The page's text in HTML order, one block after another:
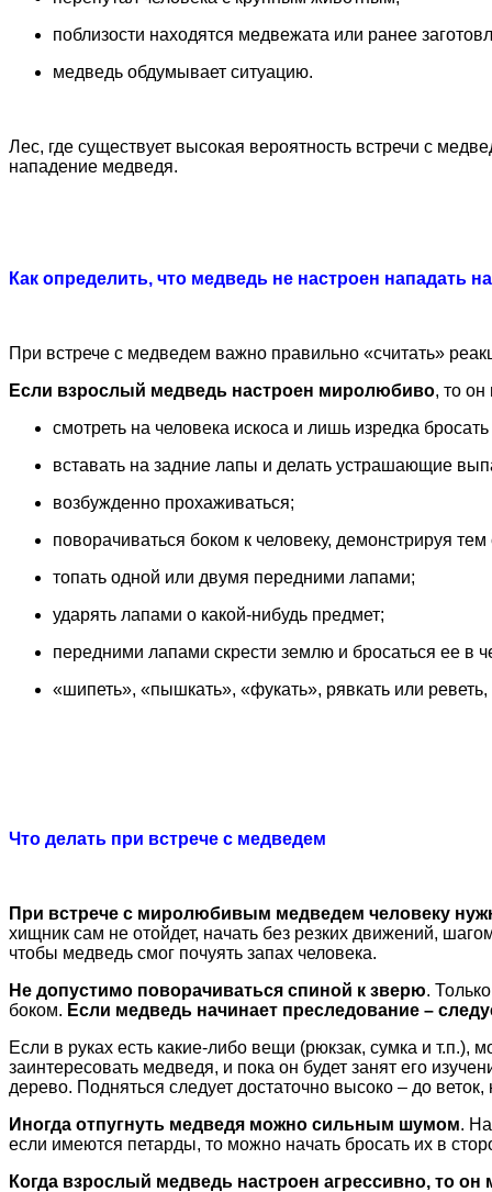
поблизости находятся медвежата или ранее
медведь обдумывает ситуацию.
Лес, где существует высокая вероятность встречи с
нападение медведя.
Как определить, что медведь не настроен нападать
При встрече с медведем важно правильно «считать»
Если взрослый медведь настроен миролюбиво, то он
смотреть на человека искоса и лишь изредка
вставать на задние лапы и делать устрашающие
возбужденно прохаживаться;
поворачиваться боком к человеку, демонстрируя
топать одной или двумя передними лапами;
ударять лапами о какой-нибудь предмет;
передними лапами скрести землю и бросаться ее в
«шипеть», «пышкать», «фукать», рявкать или
Что делать при встрече с медведем
При встрече с миролюбивым медведем человеку
хищник сам не отойдет, начать без резких движений,
чтобы медведь смог почуять запах человека.
Не допустимо поворачиваться спиной к зверю.
боком. Если медведь начинает преследование –
Если в руках есть какие-либо вещи (рюкзак, сумка и
заинтересовать медведя, и пока он будет занят его
дерево. Подняться следует достаточно высоко – до
Иногда отпугнуть медведя можно сильным шумом.
если имеются петарды, то можно начать бросать их в
Когда взрослый медведь настроен агрессивно, то он